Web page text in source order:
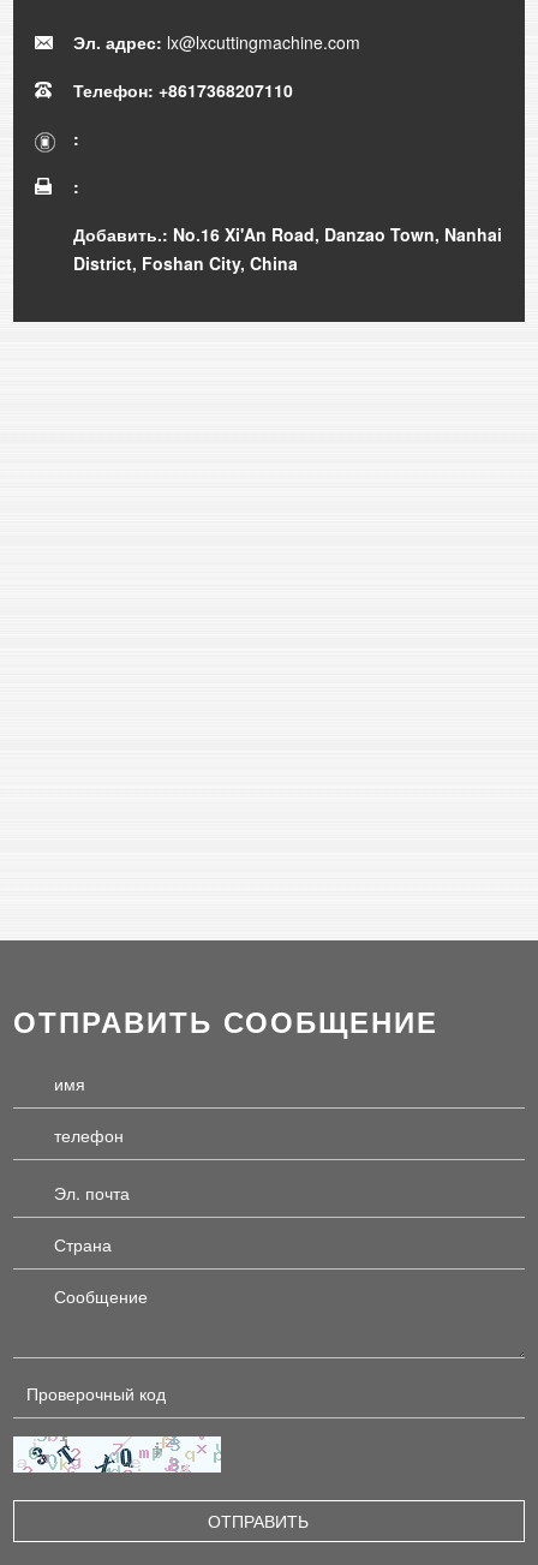
Эл. адрес: lx@lxcuttingmachine.com
Телефон: +8617368207110
:
:
Добавить.: No.16 Xi'An Road, Danzao Town, Nanhai
District, Foshan City, China
ОТПРАВИТЬ СООБЩЕНИЕ